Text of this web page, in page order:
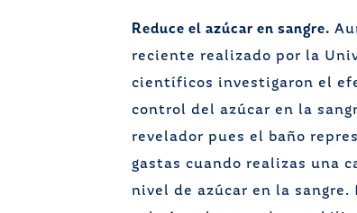
Reduce el azúcar en sangre.
reciente realizado por la
científicos investigaron el
control del azúcar en la
revelador pues el baño
gastas cuando realizas una
nivel de azúcar en la